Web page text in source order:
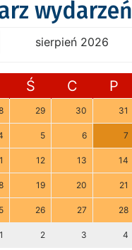
wydarzeń
sierpień 2026
Ś C P
29 30 31
5 6 7
12 13 14
19 20 21
26 27 28
1 2 3 4